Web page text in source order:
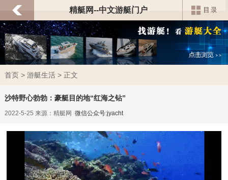
精艇网--中文游艇门户
首页> 游艇生活> 正文
沙特野心勃勃：豪艇目的地“红海之钻”
2022-5-25 来源：精艇网 微信公众号:jyacht